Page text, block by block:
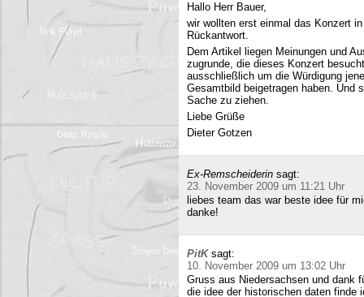
Hallo Herr Bauer,
wir wollten erst einmal das Konzert
Rückantwort.
Dem Artikel liegen Meinungen und
zugrunde, die dieses Konzert
ausschließlich um die Würdigung
Gesamtbild beigetragen haben. Und
Sache zu ziehen.
Liebe Grüße
Dieter Gotzen
Ex-Remscheiderin sagt:
23. November 2009 um 11:21 Uhr
liebes team das war beste idee für
danke!
PitK sagt:
10. November 2009 um 13:02 Uhr
Gruss aus Niedersachsen und dank
die idee der historischen daten finde